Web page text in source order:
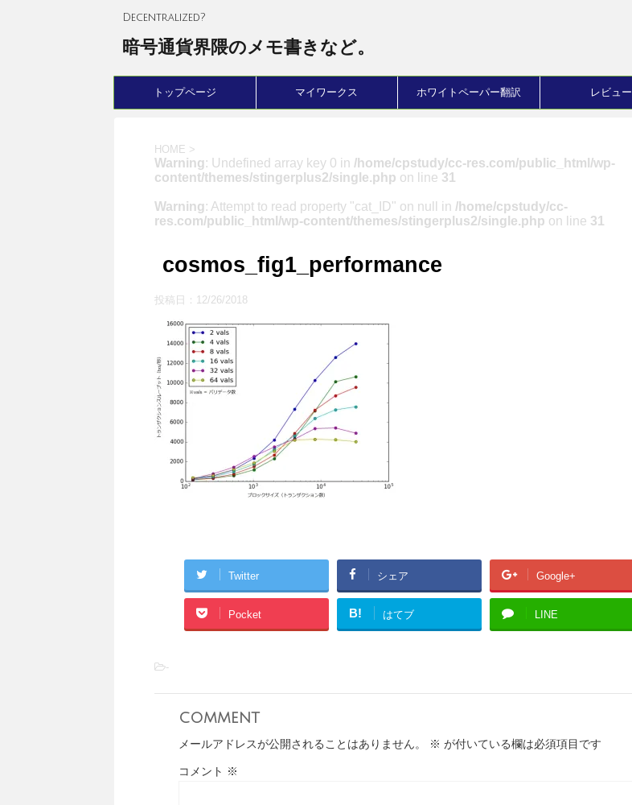
Decentralized?
暗号通貨界隈のメモ書きなど。
トップページ マイワークス ホワイトペーパー翻訳 レビュー
HOME >
Warning: Undefined array key 0 in /home/cpstudy/cc-res.com/public_html/wp-
content/themes/stingerplus2/single.php on line 31
Warning: Attempt to read property "cat_ID" on null in /home/cpstudy/cc-
res.com/public_html/wp-content/themes/stingerplus2/single.php on line 31
cosmos_fig1_performance
投稿日： 12/26/2018
Twitter シェア Google+
Pocket B! はてブ LINE
-
comment
メールアドレスが公開されることはありません。 ※ が付いている欄は必須項目です
コメント ※